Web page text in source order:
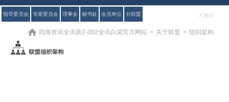
指导委员会 专家委员会 理事会 秘书处 会员单位 分联盟 方网站
四海资讯全讯新2-002全讯白菜官方网站 > 关于联盟 > 组织架构